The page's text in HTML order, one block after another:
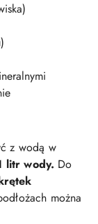
z wodą w
litr wody. Do
można